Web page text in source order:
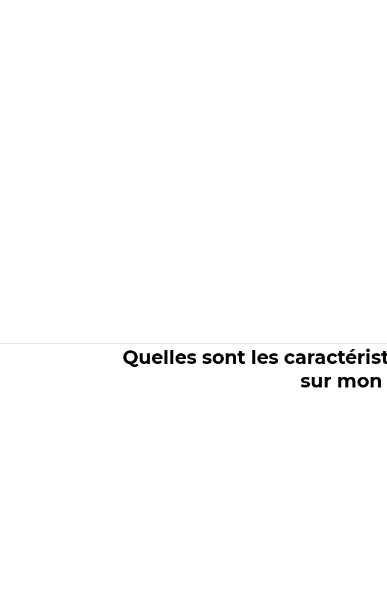
Quelles sont les
sur